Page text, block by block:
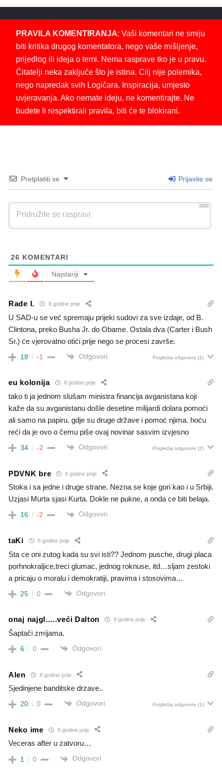
PRAVILA KOMENTIRANJA: Vaši komentari ne smiju
biti kritika drugog komentatora, nego vaše mišljenje,
prijedlog ili ideja o temi. Nema rasprave tko je u pravu.
Čitatelji neka zaključe što je istina. Cilj nije polemika,
nego napredak svih Logičara. Inspiracija, umjesto
uvjeravanja. Ako nemate ideju, ne komentirajte. Ne
budete li respektirali pravila, biti će te blokirani.
Pretplatiti se Prijavite se
3000
26 KOMENTARI
Najstariji
Rade I. 8 godine prije
U SAD-u se već spremaju prijeki sudovi za sve izdaje, od B.
Clintona, preko Busha Jr. do Obame. Ostala dva (Carter i Bush
Sr.) će vjerovatno otići prije nego se procesi završe.
18 -1 Odgovori Pogledaj odgovore (1)
eu kolonija 8 godine prije
tako ti ja jednom slušam ministra financija avganistana koji
kaže da su avganistanu došle desetine milijardi dolara pomoći
ali samo na papiru. gdje su druge države i pomoć njima. hoću
reći da je ovo o čemu piše ovaj novinar sasvim izvjesno
34 -2 Odgovori Pogledaj odgovore (2)
PDVNK bre 8 godine prije
Stoka i sa jedne i druge strane. Nezna se koje gori kao i u Srbiji.
Uzjasi Murta sjasi Kurta. Dokle ne pukne, a onda ce biti belaja.
16 -2 Odgovori
taKi 8 godine prije
Sta ce oni zutog kada su svi isti?? Jednom pusche, drugi placa
porhnokraljice,treci glumac, jednog roknuse, itd…sljam zestoki
a pricaju o moralu i demokratiji, pravima i stosovima…
25 0 Odgovori
onaj najgl.....veći Dalton 8 godine prije
Šaptači zmijama.
6 0 Odgovori
Alen 8 godine prije
Sjedinjene banditske drzave..
20 0 Odgovori Pogledaj odgovore (1)
Neko ime 8 godine prije
Veceras after u zatvoru…
1 0 Odgovori